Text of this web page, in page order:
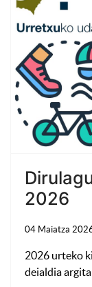
2026
04 Maiatza
2026 urteko
deialdia